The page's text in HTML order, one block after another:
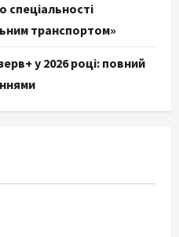
спеціальності
транспортом»
у 2026 році: повний